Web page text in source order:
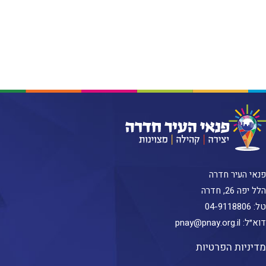
פנאי העיר חדרה
הלל יפה 26, חדרה
טל: 04-9118806
דוא״ל: pnay@pnay.org.il
מדיניות הפרטיות